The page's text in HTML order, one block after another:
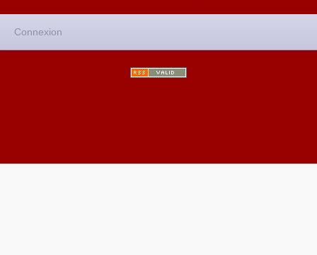
Connexion